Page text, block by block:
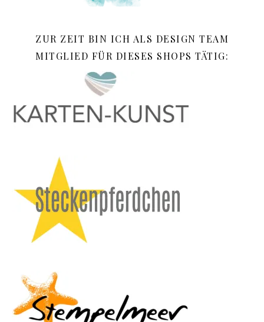
ZUR ZEIT BIN ICH ALS DESIGN TEAM
MITGLIED FÜR DIESES SHOPS TÄTIG: